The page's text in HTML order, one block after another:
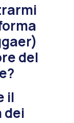
del
il
dei